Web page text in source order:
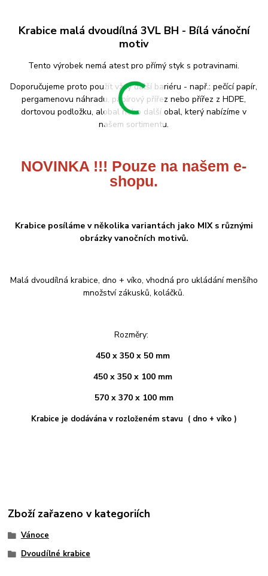
Krabice malá dvoudílná 3VL BH - Bílá vánoční
motiv
Tento výrobek nemá atest pro přímý styk s potravinami.
Doporučujeme proto použít vždy další bariéru - např.: pečící papír,
pergamenovu náhradu, papírový přířez nebo přířez z HDPE,
dortovou podložku, alobal nebo další obal, který nabízíme v
našem sortimentu.
NOVINKA !!! Pouze na našem e-
shopu.
Krabice posíláme v několika variantách jako MIX s různými
obrázky vanočních motivů.
Malá dvoudílná krabice, dno + víko, vhodná pro ukládání menšího
množství zákusků, koláčků.
Rozměry:
450 x 350 x 50 mm
450 x 350 x 100 mm
570 x 370 x 100 mm
Krabice je dodávána v rozloženém stavu ( dno + víko )
Zboží zařazeno v kategoriích
Vánoce
Dvoudílné krabice